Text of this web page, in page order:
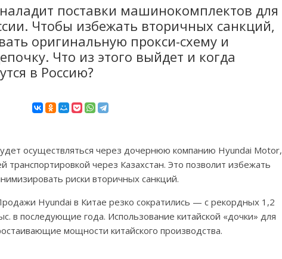
поставки машинокомплектов для
Чтобы избежать вторичных санкций,
оригинальную прокси-схему и
Что из этого выйдет и когда
в Россию?
осуществляться через дочернюю компанию Hyundai Motor,
через Казахстан. Это позволит избежать
риски вторичных санкций.
Hyundai в Китае резко сократились — с рекордных 1,2
в последующие года. Использование китайской «дочки» для
мощности китайского производства.